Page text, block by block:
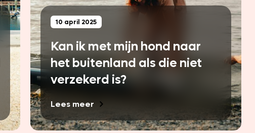
10 april 2025
Kan ik met mijn hond naar
het buitenland als die niet
verzekerd is?
Lees meer